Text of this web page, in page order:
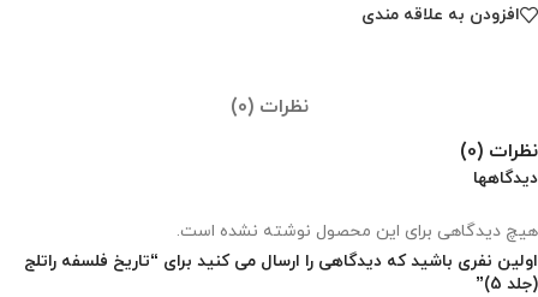
افزودن به علاقه مندی
نظرات (0)
نظرات (0)
دیدگاهها
هیچ دیدگاهی برای این محصول نوشته نشده است.
اولین نفری باشید که دیدگاهی را ارسال می کنید برای “تاریخ فلسفه راتلج
(جلد 5)”